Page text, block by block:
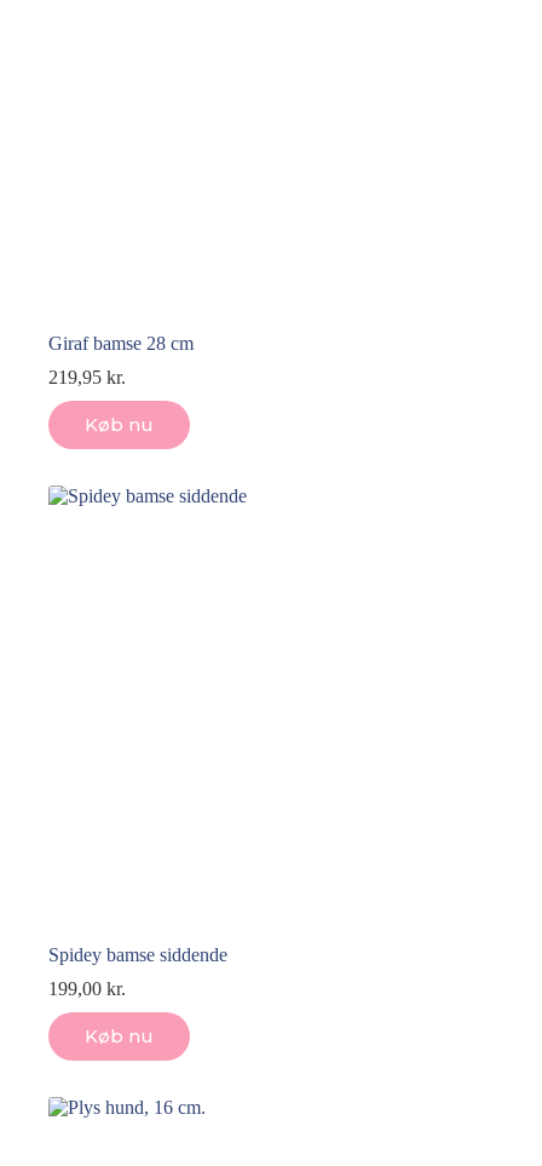
Giraf bamse 28 cm
219,95 kr.
Køb nu
Spidey bamse siddende
199,00 kr.
Køb nu